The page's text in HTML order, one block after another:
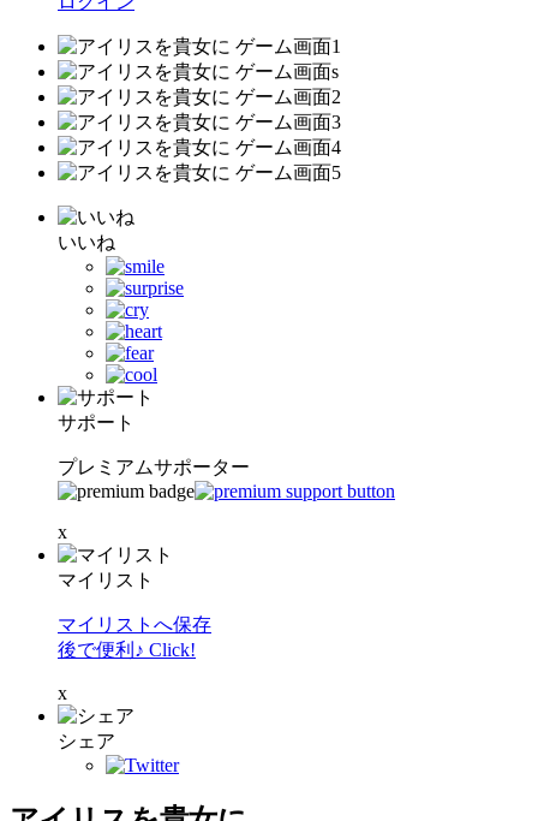
いいね
サポート
プレミアムサポーター
x
マイリスト
マイリストへ保存
後で便利♪ Click!
x
シェア